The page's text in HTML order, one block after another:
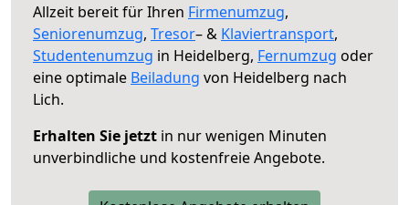
Allzeit bereit für Ihren Firmenumzug,
Seniorenumzug, Tresor– & Klaviertransport,
Studentenumzug in Heidelberg, Fernumzug oder
eine optimale Beiladung von Heidelberg nach
Lich.
Erhalten Sie jetzt in nur wenigen Minuten
unverbindliche und kostenfreie Angebote.